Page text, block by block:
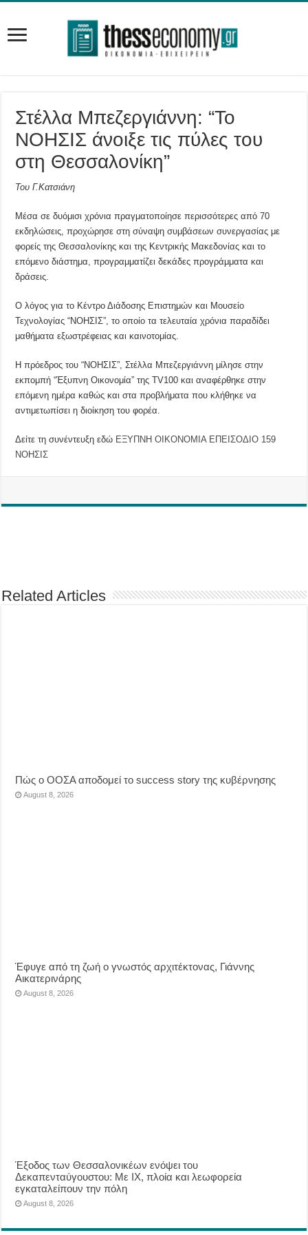
Στέλλα Μπεζεργιάννη: “Το
ΝΟΗΣΙΣ άνοιξε τις πύλες του
στη Θεσσαλονίκη”
Του Γ.Κατσιάνη
Μέσα σε δυόμισι χρόνια πραγματοποίησε περισσότερες από 70
εκδηλώσεις, προχώρησε στη σύναψη συμβάσεων συνεργασίας με
φορείς της Θεσσαλονίκης και της Κεντρικής Μακεδονίας και το
επόμενο διάστημα, προγραμματίζει δεκάδες προγράμματα και
δράσεις.
Ο λόγος για το Κέντρο Διάδοσης Επιστημών και Μουσείο
Τεχνολογίας “ΝΟΗΣΙΣ”, το οποίο τα τελευταία χρόνια παραδίδει
μαθήματα εξωστρέφειας και καινοτομίας.
Η πρόεδρος του “ΝΟΗΣΙΣ”, Στέλλα Μπεζεργιάννη μίλησε στην
εκπομπή “Έξυπνη Οικονομία” της TV100 και αναφέρθηκε στην
επόμενη ημέρα καθώς και στα προβλήματα που κλήθηκε να
αντιμετωπίσει η διοίκηση του φορέα.
Δείτε τη συνέντευξη εδώ ΕΞΥΠΝΗ ΟΙΚΟΝΟΜΙΑ ΕΠΕΙΣΟΔΙΟ 159
ΝΟΗΣΙΣ
Related Articles
Πώς ο ΟΟΣΑ αποδομεί το success story της κυβέρνησης
August 8, 2026
Έφυγε από τη ζωή ο γνωστός αρχιτέκτονας, Γιάννης
Αικατερινάρης
August 8, 2026
Έξοδος των Θεσσαλονικέων ενόψει του
Δεκαπενταύγουστου: Με ΙΧ, πλοία και λεωφορεία
εγκαταλείπουν την πόλη
August 8, 2026